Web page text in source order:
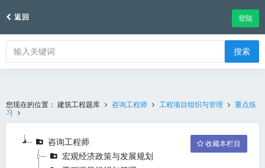
返回 登陆
搜索
您现在的位置： 建筑工程题库 咨询工程师 工程项目组织与管理
重点练
习
收藏本栏目
咨询工程师
宏观经济政策与发展规划